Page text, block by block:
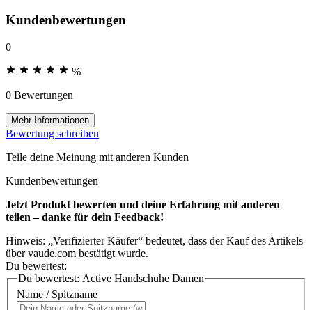
Kundenbewertungen
0
%
0 Bewertungen
Mehr Informationen
Bewertung schreiben
Teile deine Meinung mit anderen Kunden
Kundenbewertungen
Jetzt Produkt bewerten und deine Erfahrung mit anderen
teilen – danke für dein Feedback!
Hinweis: „Verifizierter Käufer“ bedeutet, dass der Kauf des Artikels
über vaude.com bestätigt wurde.
Du bewertest:
Du bewertest: Active Handschuhe Damen
Name / Spitzname